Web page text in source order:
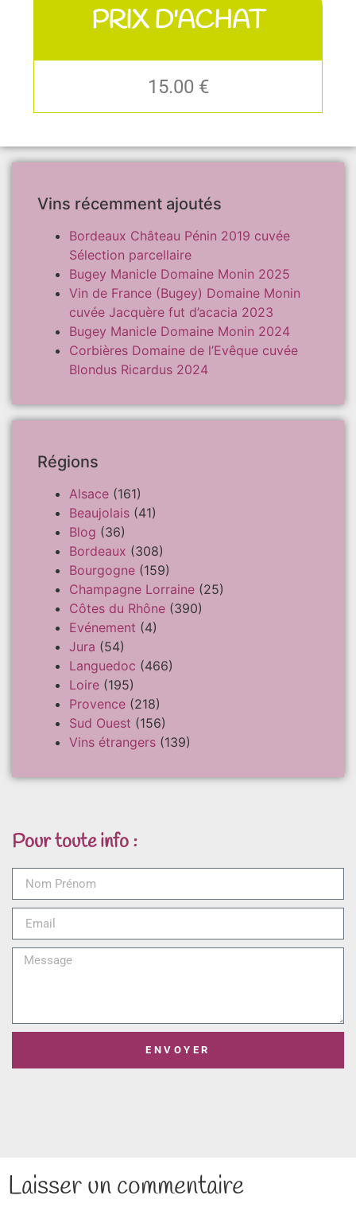
PRIX D'ACHAT
15.00 €
Vins récemment ajoutés
Bordeaux Château Pénin 2019 cuvée
Sélection parcellaire
Bugey Manicle Domaine Monin 2025
Vin de France (Bugey) Domaine Monin
cuvée Jacquère fut d’acacia 2023
Bugey Manicle Domaine Monin 2024
Corbières Domaine de l’Evêque cuvée
Blondus Ricardus 2024
Régions
Alsace (161)
Beaujolais (41)
Blog (36)
Bordeaux (308)
Bourgogne (159)
Champagne Lorraine (25)
Côtes du Rhône (390)
Evénement (4)
Jura (54)
Languedoc (466)
Loire (195)
Provence (218)
Sud Ouest (156)
Vins étrangers (139)
Pour toute info :
ENVOYER
Laisser un commentaire